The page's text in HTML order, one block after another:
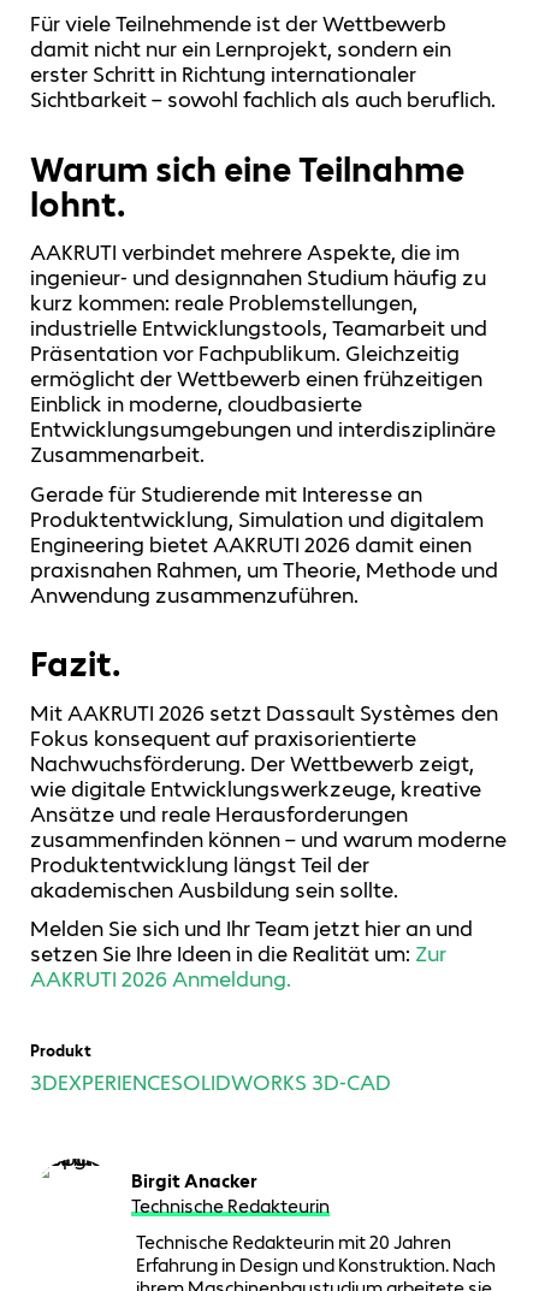
Produkt
3DEXPERIENCESOLIDWORKS 3D-CAD
Für viele Teilnehmende ist der Wettbewerb
damit nicht nur ein Lernprojekt, sondern ein
erster Schritt in Richtung internationaler
Sichtbarkeit – sowohl fachlich als auch beruflich.
Warum sich eine Teilnahme
lohnt.
AAKRUTI verbindet mehrere Aspekte, die im
ingenieur‑ und designnahen Studium häufig zu
kurz kommen: reale Problemstellungen,
industrielle Entwicklungstools, Teamarbeit und
Präsentation vor Fachpublikum. Gleichzeitig
ermöglicht der Wettbewerb einen frühzeitigen
Einblick in moderne, cloudbasierte
Entwicklungsumgebungen und interdisziplinäre
Zusammenarbeit.
Gerade für Studierende mit Interesse an
Produktentwicklung, Simulation und digitalem
Engineering bietet AAKRUTI 2026 damit einen
praxisnahen Rahmen, um Theorie, Methode und
Anwendung zusammenzuführen.
Fazit.
Mit AAKRUTI 2026 setzt Dassault Systèmes den
Fokus konsequent auf praxisorientierte
Nachwuchsförderung. Der Wettbewerb zeigt,
wie digitale Entwicklungswerkzeuge, kreative
Ansätze und reale Herausforderungen
zusammenfinden können – und warum moderne
Produktentwicklung längst Teil der
akademischen Ausbildung sein sollte.
Melden Sie sich und Ihr Team jetzt hier an und
setzen Sie Ihre Ideen in die Realität um: Zur
AAKRUTI 2026 Anmeldung.
Birgit Anacker
Technische Redakteurin
Technische Redakteurin mit 20 Jahren
Erfahrung in Design und Konstruktion. Nach